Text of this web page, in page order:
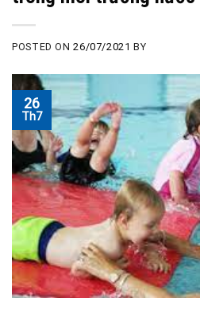
POSTED ON26/07/2021 BY
26
Th7